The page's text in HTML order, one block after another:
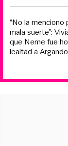
“No la
mala suerte”:
que Neme fue
lealtad a